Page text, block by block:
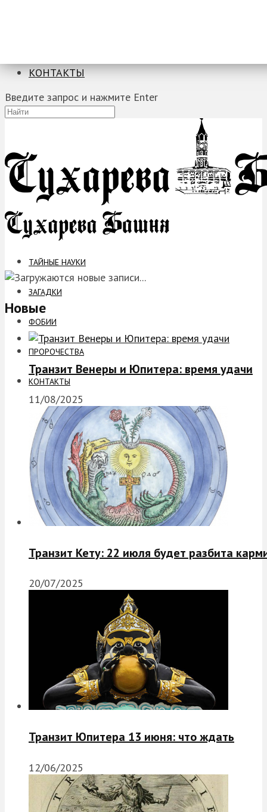
КОНТАКТЫ
Введите запрос и нажмите Enter
ТАЙНЫЕ НАУКИ
ЗАГАДКИ
ФОБИИ
ПРОРОЧЕСТВА
КОНТАКТЫ
Новые
Транзит Венеры и Юпитера: время удачи
11/08/2025
Транзит Кету: 22 июля будет разбита
20/07/2025
Транзит Юпитера 13 июня: что ждать
12/06/2025